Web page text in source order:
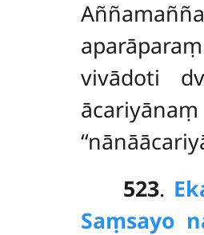
vivādoti
523.
Saṃsayo